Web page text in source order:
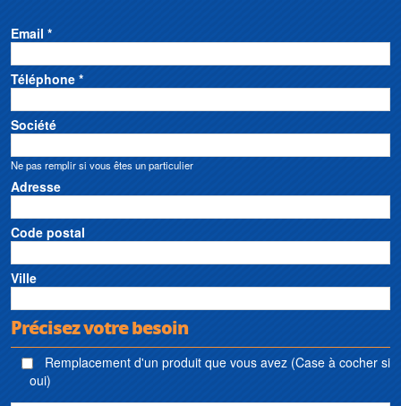
Email *
Téléphone *
Société
Ne pas remplir si vous êtes un particulier
Adresse
Code postal
Ville
Précisez votre besoin
Remplacement d'un produit que vous avez (Case à cocher si
oui)